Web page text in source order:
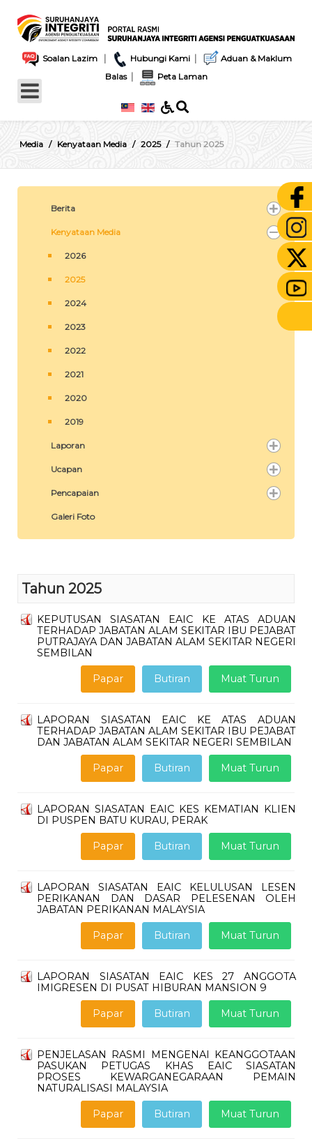
Soalan Lazim | Hubungi Kami |
Aduan & Maklum
Balas| Peta Laman
Media Kenyataan Media 2025 Tahun 2025
Berita
Kenyataan Media
2026
2025
2024
2023
2022
2021
2020
2019
Laporan
Ucapan
Pencapaian
Galeri Foto
Tahun 2025
KEPUTUSAN SIASATAN EAIC KE ATAS ADUAN
TERHADAP JABATAN ALAM SEKITAR IBU PEJABAT
PUTRAJAYA DAN JABATAN ALAM SEKITAR NEGERI
SEMBILAN
Muat Turun
Butiran
Papar
LAPORAN SIASATAN EAIC KE ATAS ADUAN
TERHADAP JABATAN ALAM SEKITAR IBU PEJABAT
DAN JABATAN ALAM SEKITAR NEGERI SEMBILAN
Muat Turun
Butiran
Papar
LAPORAN SIASATAN EAIC KES KEMATIAN KLIEN
DI PUSPEN BATU KURAU, PERAK
Muat Turun
Butiran
Papar
LAPORAN SIASATAN EAIC KELULUSAN LESEN
PERIKANAN DAN DASAR PELESENAN OLEH
JABATAN PERIKANAN MALAYSIA
Muat Turun
Butiran
Papar
LAPORAN SIASATAN EAIC KES 27 ANGGOTA
IMIGRESEN DI PUSAT HIBURAN MANSION 9
Muat Turun
Butiran
Papar
PENJELASAN RASMI MENGENAI KEANGGOTAAN
PASUKAN PETUGAS KHAS EAIC SIASATAN
PROSES KEWARGANEGARAAN PEMAIN
NATURALISASI MALAYSIA
Muat Turun
Butiran
Papar